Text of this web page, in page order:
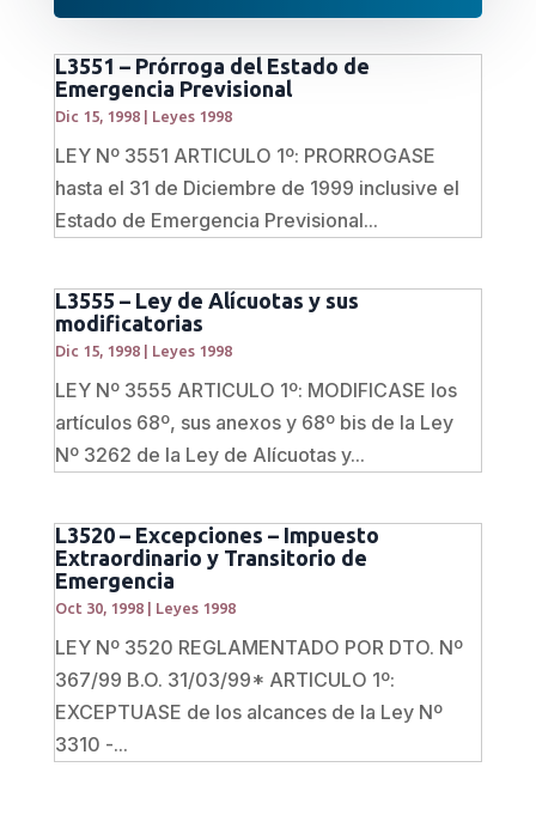
L3551 – Prórroga del Estado de
Emergencia Previsional
Dic 15, 1998| Leyes 1998
LEY Nº 3551 ARTICULO 1º: PRORROGASE
hasta el 31 de Diciembre de 1999 inclusive el
Estado de Emergencia Previsional...
L3555 – Ley de Alícuotas y sus
modificatorias
Dic 15, 1998| Leyes 1998
LEY Nº 3555 ARTICULO 1º: MODIFICASE los
artículos 68º, sus anexos y 68º bis de la Ley
Nº 3262 de la Ley de Alícuotas y...
L3520 – Excepciones – Impuesto
Extraordinario y Transitorio de
Emergencia
Oct 30, 1998| Leyes 1998
LEY Nº 3520 REGLAMENTADO POR DTO. Nº
367/99 B.O. 31/03/99* ARTICULO 1º:
EXCEPTUASE de los alcances de la Ley Nº
3310 -...